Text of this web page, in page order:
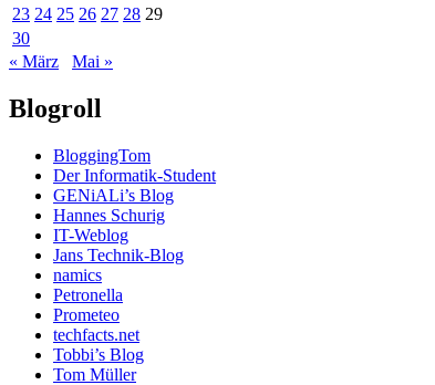
23 24 25 26 27 28 29
30
« März
Mai »
Blogroll
BloggingTom
Der Informatik-Student
GENiALi’s Blog
Hannes Schurig
IT-Weblog
Jans Technik-Blog
namics
Petronella
Prometeo
techfacts.net
Tobbi’s Blog
Tom Müller